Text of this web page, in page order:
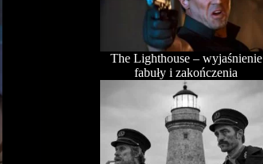
The Lighthouse – wyjaśnienie
fabuły i zakończenia